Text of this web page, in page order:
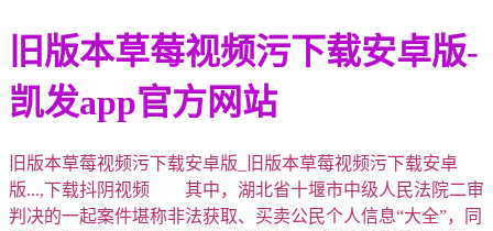
旧版本草莓视频污下载安卓版-
凯发app官方网站
旧版本草莓视频污下载安卓版_旧版本草莓视频污下载安卓
版...,下载抖阴视频 其中，湖北省十堰市中级人民法院二审
判决的一起案件堪称非法获取、买卖公民个人信息“大全”，同